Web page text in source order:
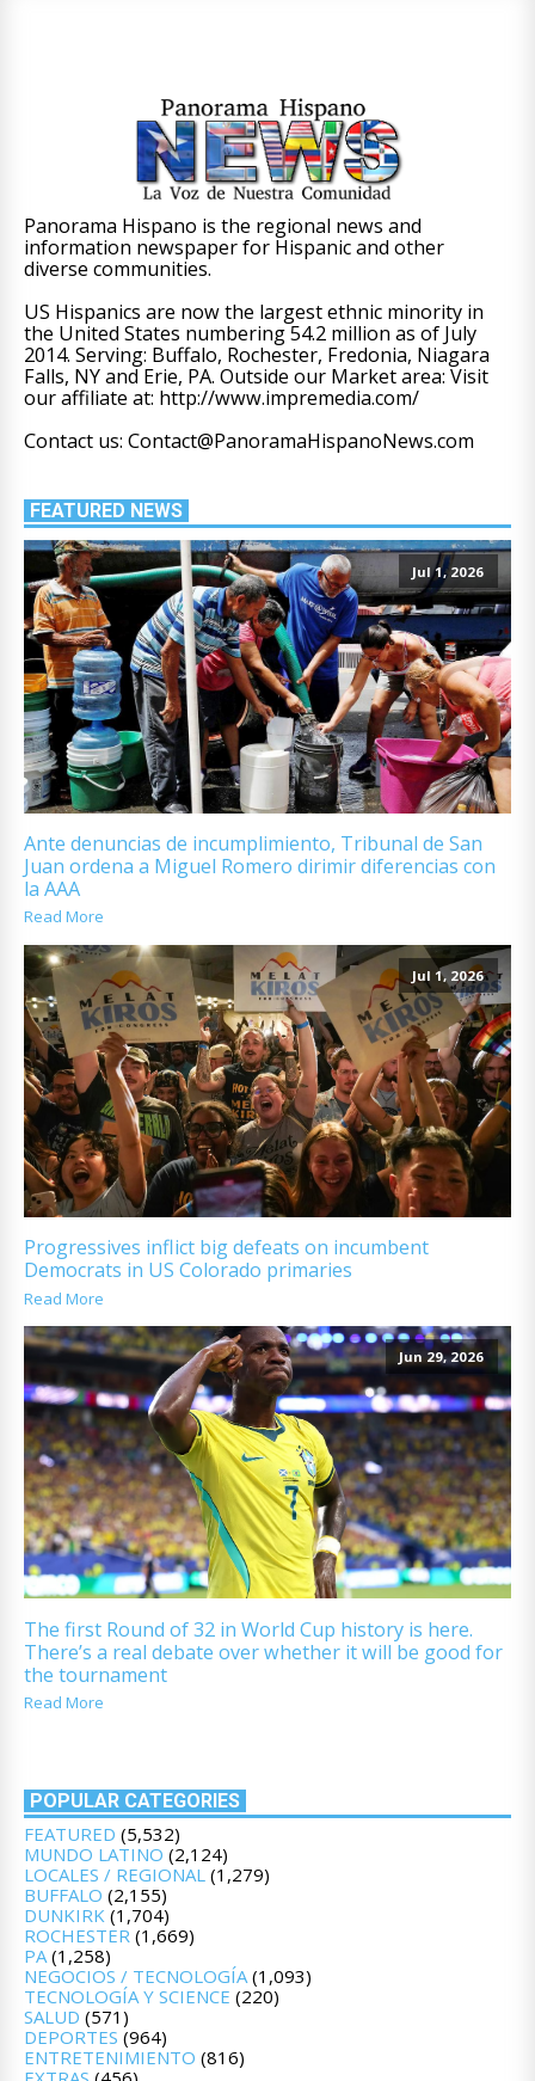
Panorama Hispano is the regional news and
information newspaper for Hispanic and other
diverse communities.
US Hispanics are now the largest ethnic minority in
the United States numbering 54.2 million as of July
2014. Serving: Buffalo, Rochester, Fredonia, Niagara
Falls, NY and Erie, PA. Outside our Market area: Visit
our affiliate at: http://www.impremedia.com/
Contact us: Contact@PanoramaHispanoNews.com
FEATURED NEWS
Jul 1, 2026
Ante denuncias de incumplimiento, Tribunal de San
Juan ordena a Miguel Romero dirimir diferencias con
la AAA
Read More
Jul 1, 2026
Progressives inflict big defeats on incumbent
Democrats in US Colorado primaries
Read More
Jun 29, 2026
The first Round of 32 in World Cup history is here.
There’s a real debate over whether it will be good for
the tournament
Read More
POPULAR CATEGORIES
FEATURED (5,532)
MUNDO LATINO (2,124)
LOCALES / REGIONAL (1,279)
BUFFALO (2,155)
DUNKIRK (1,704)
ROCHESTER (1,669)
PA(1,258)
NEGOCIOS / TECNOLOGÍA(1,093)
TECNOLOGÍA Y SCIENCE (220)
SALUD (571)
DEPORTES (964)
ENTRETENIMIENTO (816)